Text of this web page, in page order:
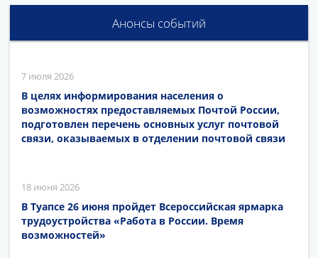
Анонсы событий
7 июля 2026
В целях информирования населения о
возможностях предоставляемых Почтой России,
подготовлен перечень основных услуг почтовой
связи, оказываемых в отделении почтовой связи
18 июня 2026
В Туапсе 26 июня пройдет Всероссийская ярмарка
трудоустройства «Работа в России. Время
возможностей»